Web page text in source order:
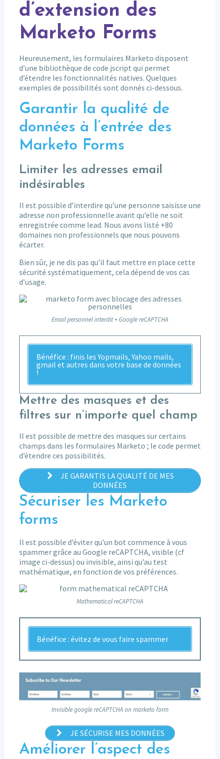
d’extension des
Marketo Forms
Heureusement, les formulaires Marketo disposent
d’une bibliothèque de code jscript qui permet
d’étendre les fonctionnalités natives. Quelques
exemples de possibilités sont donnés ci-dessous.
Garantir la qualité de
données à l’entrée des
Marketo Forms
Limiter les adresses email
indésirables
Il est possible d’interdire qu’une personne saisisse une
adresse non professionnelle avant qu’elle ne soit
enregistrée comme lead. Nous avons listé +80
domaines non professionnels que nous pouvons
écarter.
Bien sûr, je ne dis pas qu’il faut mettre en place cette
sécurité systématiquement, cela dépend de vos cas
d’usage.
Email personnel interdit + Google reCAPTCHA
Bénéfice : finis les Yopmails, Yahoo mails,
gmail et autres dans votre base de données
!
Mettre des masques et des
filtres sur n’importe quel champ
Il est possible de mettre des masques sur certains
champs dans les formulaires Marketo ; le code permet
d’étendre ces possibilités.
JE GARANTIS LA QUALITÉ DE MES
DONNÉES
Sécuriser les Marketo
forms
Il est possible d’éviter qu’un bot commence à vous
spammer grâce au Google reCAPTCHA, visible (cf
image ci-dessus) ou invisible, ainsi qu’au test
mathématique, en fonction de vos préférences.
Mathematical reCAPTCHA
Bénéfice : évitez de vous faire spammer
Invisible google reCAPTCHA on marketo form
JE SÉCURISE MES DONNÉES
Améliorer l’aspect des